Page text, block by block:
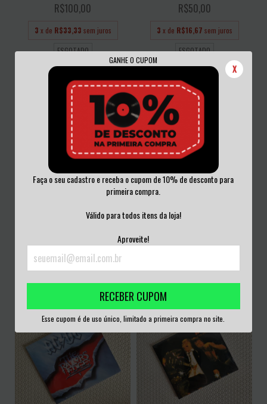
GANHE O CUPOM
X
Faça o seu cadastro e receba o cupom de 10% de desconto para
primeira compra.
Válido para todos itens da loja!
Aproveite!
RECEBER CUPOM
Esse cupom é de uso único, limitado a primeira compra no site.
R$100,00
3 x de R$33,33 sem juros
ESGOTADO
R$50,00
3 x de R$16,67 sem juros
ESGOTADO
CD LACRADO
ESGOTADO
CD LACRADO A...
ESGOTADO